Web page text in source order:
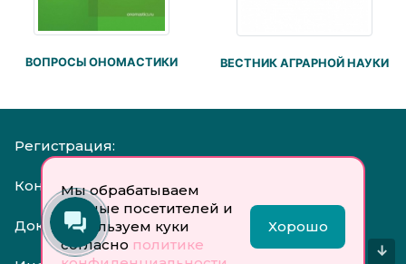
Мы обрабатываем
данные посетителей и
используем куки
согласно политике
Хорошо
ВОПРОСЫ ОНОМАСТИКИ ВЕСТНИК АГРАРНОЙ НАУКИ
Регистрация:
Контакты:
Документы:
↓